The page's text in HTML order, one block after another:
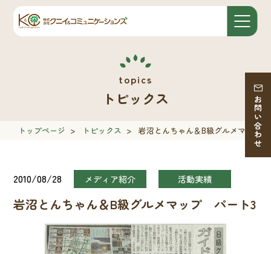
お問い合わせ
トピックス
トップページ > トピックス > 岩沼とんちゃん＆B級グルメマップ
2010/08/28 メディア紹介 活動実績
岩沼とんちゃん＆B級グルメマップ パート3